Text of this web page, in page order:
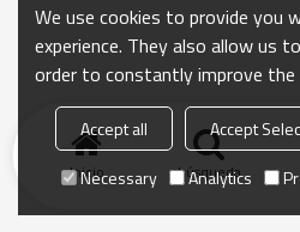
Inicio búsqueda
We use cookies to provide you
experience. They also allow us
order to constantly improve
Accept all Accept
Necessary
Analytics